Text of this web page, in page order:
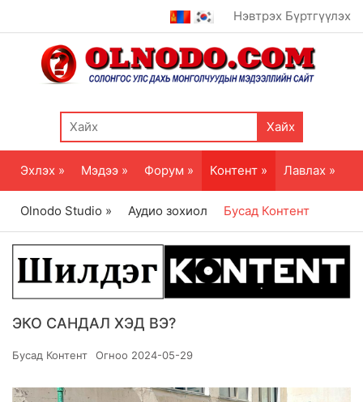
Нэвтрэх Бүртгүүлэх
Хайх
Эхлэх » Мэдээ » Форум » Контент » Лавлах »
Olnodo Studio » Аудио зохиол Бусад Контент
ЭКО САНДАЛ ХЭД ВЭ?
Бусад Контент Огноо 2024-05-29